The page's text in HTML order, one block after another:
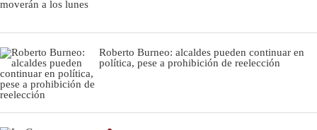
Roberto Burneo: alcaldes pueden continuar en
política, pese a prohibición de reelección